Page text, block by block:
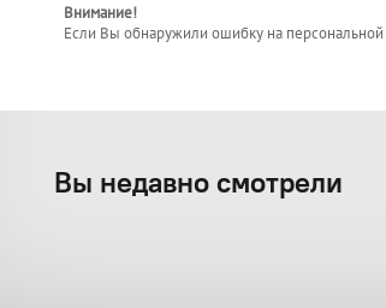
Внимание!
Если Вы обнаружили ошибку на персональной
Вы недавно смотрели